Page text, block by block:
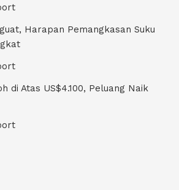
Harapan Pemangkasan Suku
di Atas US$4.100, Peluang Naik